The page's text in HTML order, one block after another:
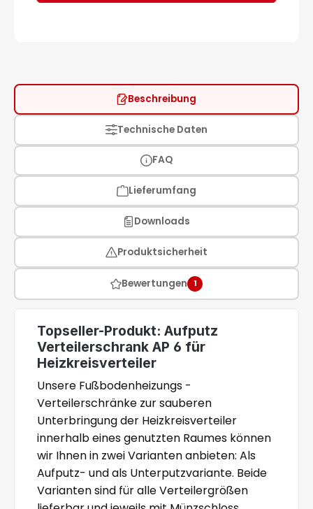
Beschreibung
Technische Daten
FAQ
Lieferumfang
Downloads
Produktsicherheit
Bewertungen 1
Topseller-Produkt: Aufputz
Verteilerschrank AP 6 für
Heizkreisverteiler
Unsere Fußbodenheizungs -
Verteilerschränke zur sauberen
Unterbringung der Heizkreisverteiler
innerhalb eines genutzten Raumes können
wir Ihnen in zwei Varianten anbieten: Als
Aufputz- und als Unterputzvariante. Beide
Varianten sind für alle Verteilergrößen